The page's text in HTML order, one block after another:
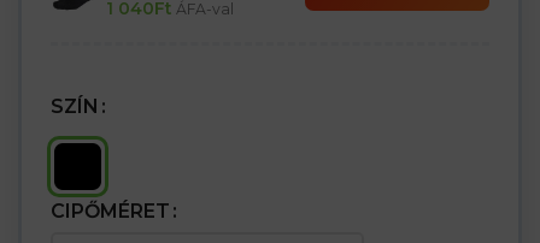
– S3 kategória SRC
1 040Ft ÁFA-val
SZÍN
CIPŐMÉRET